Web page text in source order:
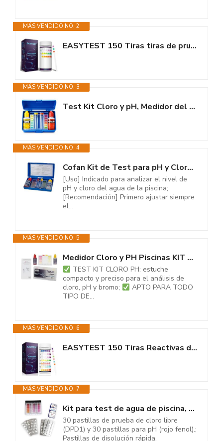
MÁS VENDIDO NO. 2
EASYTEST 150 Tiras tiras de prueba 3 en 1,Tiras de Prueba Para Piscina y...
MÁS VENDIDO NO. 3
Test Kit Cloro y pH, Medidor del Cloro y PH del Agua de la Piscina,...
MÁS VENDIDO NO. 4
Cofan Kit de Test para pH y Cloro de Piscinas | Mantenimiento de Piscinas |...
[Uso] Indicado para analizar el nivel de
pH y cloro del agua de la piscina;
[Recomendación] Primero ajustar siempre
el...
MÁS VENDIDO NO. 5
Medidor Cloro y PH Piscinas KIT ANÁLISIS CLORO, PH y BROMO (gotas) -...
TEST KIT CLORO PH: estuche
compacto y preciso para el análisis de
cloro, pH y bromo;
APTO PARA TODO
TIPO DE...
MÁS VENDIDO NO. 6
EASYTEST 150 Tiras Reactivas de Prueba Piscina y Spa 7 en 1, Tiras Para...
MÁS VENDIDO NO. 7
Kit para test de agua de piscina, medidor de cloro libre y pH, 60 pastillas...
30 pastillas de prueba de cloro libre
(DPD1) y 30 pastillas para pH (rojo fenol).;
Pastillas de disolución rápida.